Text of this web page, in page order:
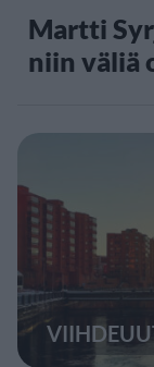
Martti
niin väliä